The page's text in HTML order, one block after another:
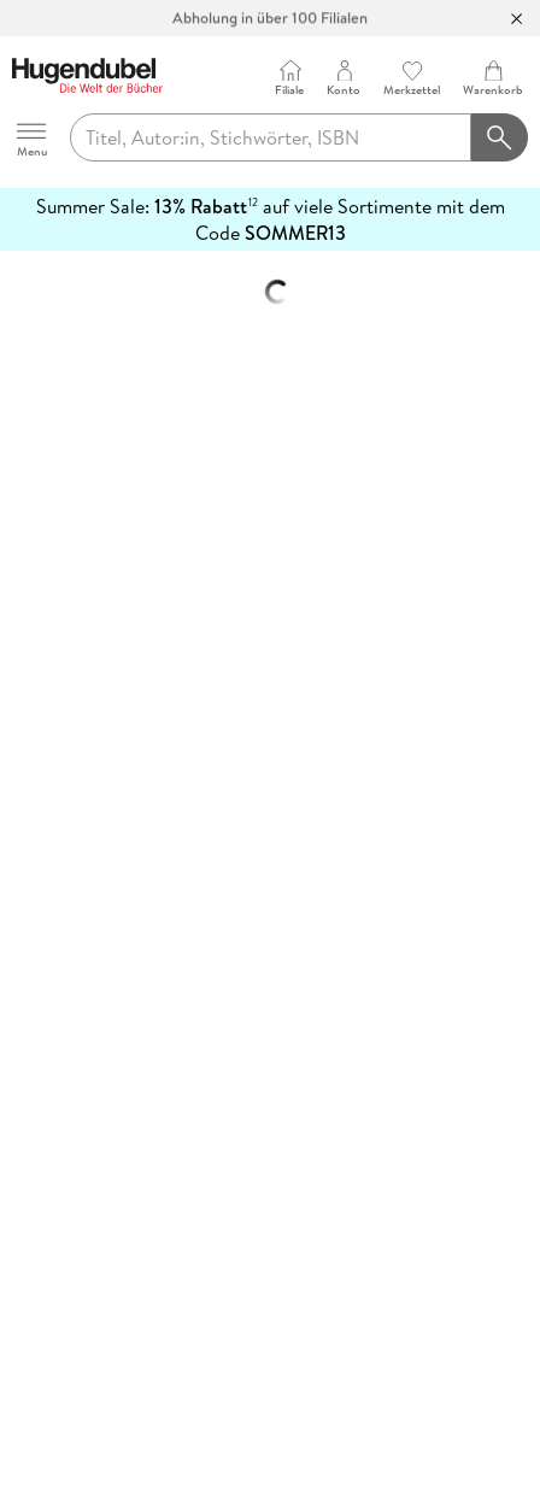
Abholung in über 100 Filialen
Hugendubel
Menu
Filiale Konto Merkzettel Warenkorb
Summer Sale: 13% Rabatt12auf viele Sortimente mit dem
CodeSOMMER13
erfahren